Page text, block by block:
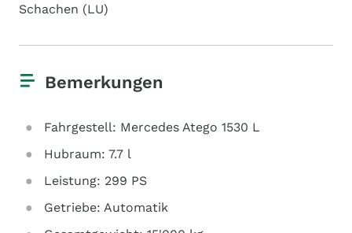
Schachen (LU)
Bemerkungen
Fahrgestell: Mercedes Atego 1530 L
Hubraum: 7.7 l
Leistung: 299 PS
Getriebe: Automatik